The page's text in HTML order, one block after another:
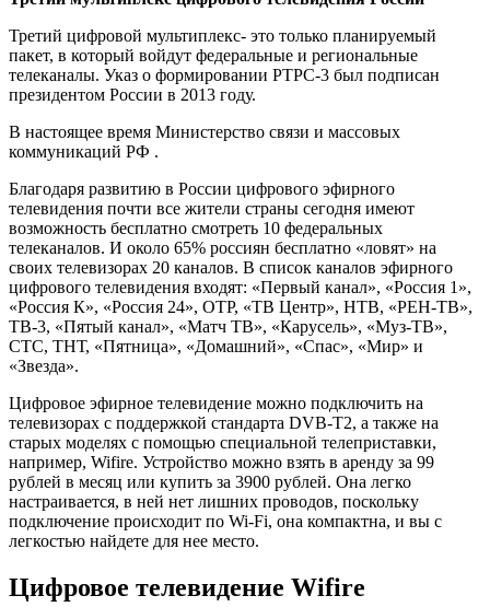
Третий цифровой мультиплекс- это только планируемый
пакет, в который войдут федеральные и региональные
телеканалы. Указ о формировании РТРС-3 был подписан
президентом России в 2013 году.
В настоящее время Министерство связи и массовых
коммуникаций РФ .
Благодаря развитию в России цифрового эфирного
телевидения почти все жители страны сегодня имеют
возможность бесплатно смотреть 10 федеральных
телеканалов. И около 65% россиян бесплатно «ловят» на
своих телевизорах 20 каналов. В список каналов эфирного
цифрового телевидения входят: «Первый канал», «Россия 1»,
«Россия К», «Россия 24», ОТР, «ТВ Центр», НТВ, «РЕН-ТВ»,
ТВ-3, «Пятый канал», «Матч ТВ», «Карусель», «Муз-ТВ»,
СТС, ТНТ, «Пятница», «Домашний», «Спас», «Мир» и
«Звезда».
Цифровое эфирное телевидение можно подключить на
телевизорах с поддержкой стандарта DVB-T2, а также на
старых моделях с помощью специальной телеприставки,
например, Wifire. Устройство можно взять в аренду за 99
рублей в месяц или купить за 3900 рублей. Она легко
настраивается, в ней нет лишних проводов, поскольку
подключение происходит по Wi-Fi, она компактна, и вы с
легкостью найдете для нее место.
Цифровое телевидение Wifire